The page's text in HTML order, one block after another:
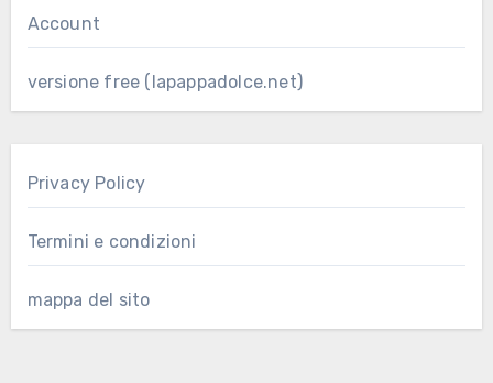
Account
versione free (lapappadolce.net)
Privacy Policy
Termini e condizioni
mappa del sito